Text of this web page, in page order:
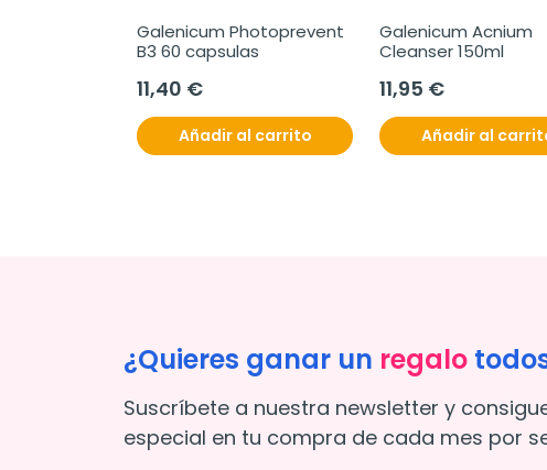
Galenicum Photoprevent
B3 60 capsulas
11,40 €
Añadir al carrito
Galenicum Acnium
Cleanser 150ml
11,95 €
Añadir al
¿Quieres ganar un regalo
Suscríbete a nuestra newsletter y
especial en tu compra de cada mes por